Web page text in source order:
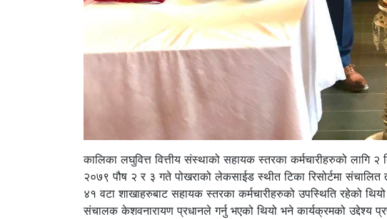
कालिका लघुवित्त वित्तीय संस्थाको सहायक स्तरका कर्मचारीहरुको लागि
२०७९ पौष २ र ३ गते पोखराको लेकसाईड स्थीत टिका रिसोर्टमा संचालित
४१ वटा शाखाहरुबाट सहायक स्तरका कर्मचारीहरुको उपस्थिति रहेको
संचालक केशवनारायण प्रधानले गर्नु भएको थियो भने कार्यक्रमको उद्देश्य